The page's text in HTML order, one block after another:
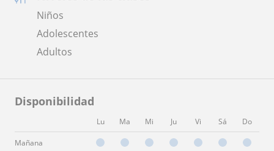
Niños
Adolescentes
Adultos
Disponibilidad
Lu Ma Mi Ju Vi Sá Do
Mañana